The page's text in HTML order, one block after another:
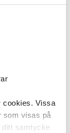
cookies. Vissa
som visas på
ditt samtycke